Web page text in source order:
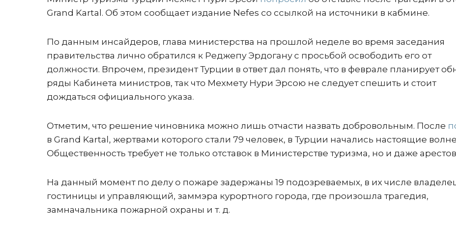
Grand Kartal. Об этом сообщает издание Nefes со ссылкой на источники в кабмине.
По данным инсайдеров, глава министерства на прошлой неделе во время заседания
правительства лично обратился к Реджепу Эрдогану с просьбой освободить его от
должности. Впрочем, президент Турции в ответ дал понять, что в феврале планирует
ряды Кабинета министров, так что Мехмету Нури Эрсою не следует спешить и стоит
дождаться официального указа.
Отметим, что решение чиновника можно лишь отчасти назвать добровольным. После
в Grand Kartal, жертвами которого стали 79 человек, в Турции начались настоящие
Общественность требует не только отставок в Министерстве туризма, но и даже
На данный момент по делу о пожаре задержаны 19 подозреваемых, в их числе
гостиницы и управляющий, заммэра курортного города, где произошла трагедия,
замначальника пожарной охраны и т. д.